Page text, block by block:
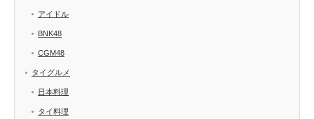
アイドル
BNK48
CGM48
タイグルメ
日本料理
タイ料理